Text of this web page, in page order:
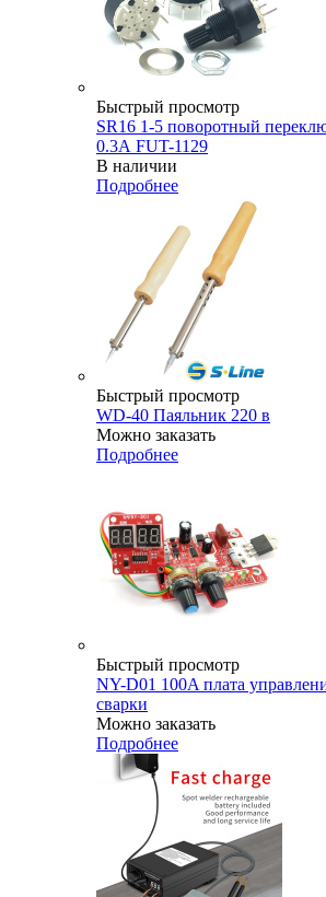
Быстрый просмотр
SR16 1-5 поворотный
0.3А FUT-1129
В наличии
Подробнее
Быстрый просмотр
WD-40 Паяльник 220 в
Можно заказать
Подробнее
Быстрый просмотр
NY-D01 100A плата
сварки
Можно заказать
Подробнее